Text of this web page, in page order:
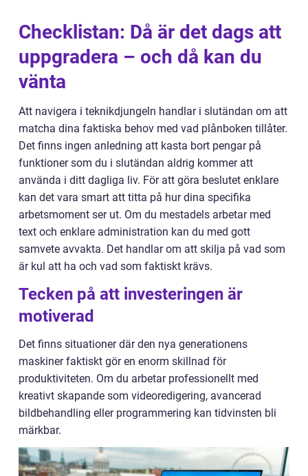
Checklistan: Då är det dags att
uppgradera – och då kan du
vänta
Att navigera i teknikdjungeln handlar i slutändan om att
matcha dina faktiska behov med vad plånboken tillåter.
Det finns ingen anledning att kasta bort pengar på
funktioner som du i slutändan aldrig kommer att
använda i ditt dagliga liv. För att göra beslutet enklare
kan det vara smart att titta på hur dina specifika
arbetsmoment ser ut. Om du mestadels arbetar med
text och enklare administration kan du med gott
samvete avvakta. Det handlar om att skilja på vad som
är kul att ha och vad som faktiskt krävs.
Tecken på att investeringen är
motiverad
Det finns situationer där den nya generationens
maskiner faktiskt gör en enorm skillnad för
produktiviteten. Om du arbetar professionellt med
kreativt skapande som videoredigering, avancerad
bildbehandling eller programmering kan tidvinsten bli
märkbar.